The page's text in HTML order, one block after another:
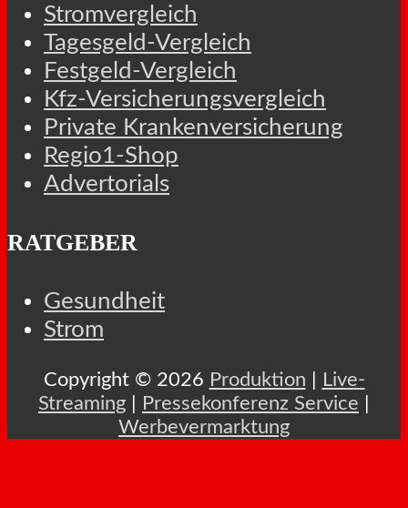
Stromvergleich
Tagesgeld-Vergleich
Festgeld-Vergleich
Kfz-Versicherungsvergleich
Private Krankenversicherung
Regio1-Shop
Advertorials
RATGEBER
Gesundheit
Strom
Copyright © 2026 Produktion
Live-
Streaming
Pressekonferenz Service
Werbevermarktung